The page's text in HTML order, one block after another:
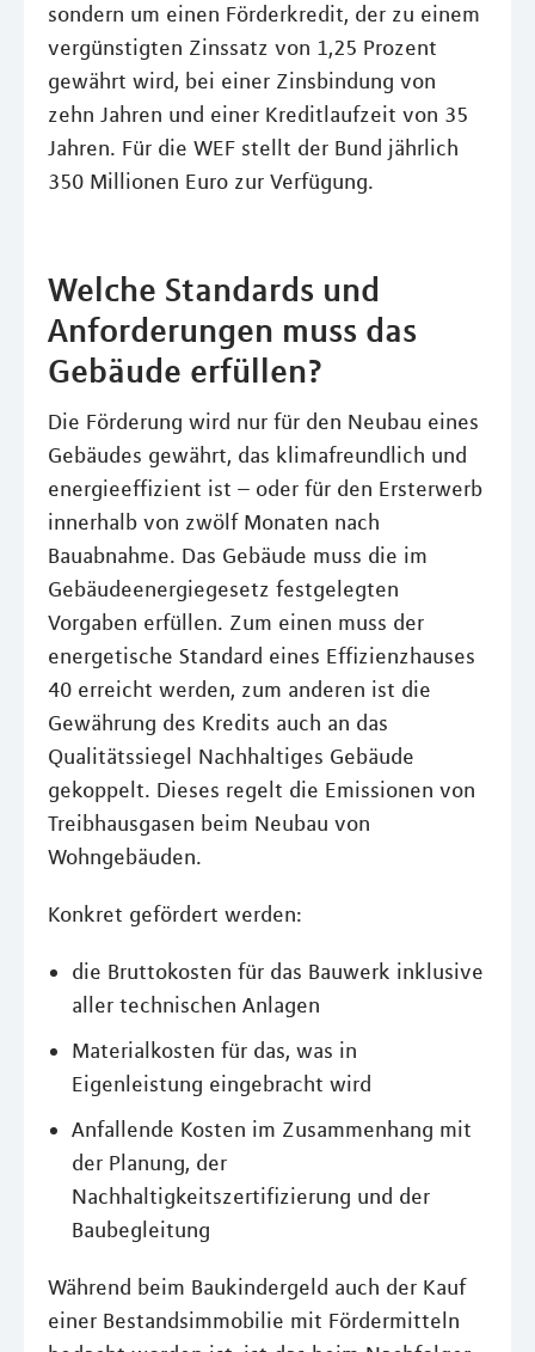
sondern um einen Förderkredit, der zu einem
vergünstigten Zinssatz von 1,25 Prozent
gewährt wird, bei einer Zinsbindung von
zehn Jahren und einer Kreditlaufzeit von 35
Jahren. Für die WEF stellt der Bund jährlich
350 Millionen Euro zur Verfügung.
Welche Standards und
Anforderungen muss das
Gebäude erfüllen?
Die Förderung wird nur für den Neubau eines
Gebäudes gewährt, das klimafreundlich und
energieeffizient ist – oder für den Ersterwerb
innerhalb von zwölf Monaten nach
Bauabnahme. Das Gebäude muss die im
Gebäudeenergiegesetz festgelegten
Vorgaben erfüllen. Zum einen muss der
energetische Standard eines Effizienzhauses
40 erreicht werden, zum anderen ist die
Gewährung des Kredits auch an das
Qualitätssiegel Nachhaltiges Gebäude
gekoppelt. Dieses regelt die Emissionen von
Treibhausgasen beim Neubau von
Wohngebäuden.
Konkret gefördert werden:
die Bruttokosten für das Bauwerk inklusive
aller technischen Anlagen
Materialkosten für das, was in
Eigenleistung eingebracht wird
Anfallende Kosten im Zusammenhang mit
der Planung, der
Nachhaltigkeitszertifizierung und der
Baubegleitung
Während beim Baukindergeld auch der Kauf
einer Bestandsimmobilie mit Fördermitteln